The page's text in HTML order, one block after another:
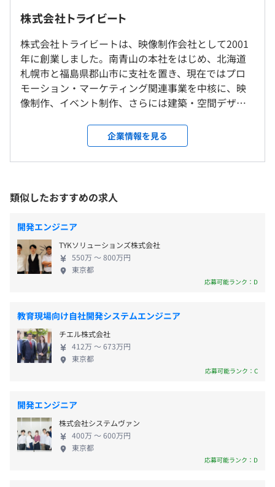
新たな技術や開発環境の改善に興味を持ち、自らの手で会
社を変えていきたいという意欲を持つ方には、当社の雰囲
気がぴったりです。このような環境でワクワクしながら仕
事をしたい方を、お待ちしています。
相談の上、ご希望のマシンを支給いたします。
Terraform、Amazon ECS、Datadog、Amazon
CloudWatch
BigQuery、Amazon Athena
＜雇入時＞
東京本社および自宅
＜変更範囲＞
会社の定める場所（テレワークをおこなう場所を含む）
受動喫煙防止措置に関する事項
屋内原則禁煙（喫煙専用室設置）
■東京メトロ銀座線・半蔵門線、都営地下鉄大江戸線「青
■東京メトロ銀座線「外苑前駅」から徒歩4分
■専門業務型裁量労働制｜1日9.5時間
※上記超過分の残業代は別途全額支給いたします。
休憩時間：60分
平均残業時間：平均20時間／月
■年末年始休暇
■有給休暇（入社後6カ月後付与）
■産前・産後休暇（取得実績あり）
■育児休暇（取得実績あり）
■結婚休暇（2日）
度）
賞与：年1回（4月）
株式会社トライビート
株式会社トライビートは、映像制作会社として2001
年に創業しました。南青山の本社をはじめ、北海道
札幌市と福島県郡山市に支社を置き、現在ではプロ
モーション・マーケティング関連事業を中核に、映
像制作、イベント制作、さらには建築・空間デザイ
で、顧客の事業成長をサポートしている点が特徴で
す。数多くの有名企業や官公庁と取引しており、多方
面から厚い信頼を寄せられています。 そして、2016
占めるまでに成長を遂げました。大手企業との直取
引を中心とした、自社内開発＆BtoCサービス案件が9
割。月間数億PVを突破する検索サイトをはじめ、大
規模案件の開発実績が豊富です。案件の8割が上流工
程からのご依頼で、最上流から一気通貫で任される
案件が大半を占めています。メーカー系SIerの下請け
ではなく、顧客のIT部門のような立ち位置のため、
ります。 わたしたちが得意としているのは、
SoE（System of Engagement）部分です。サービス
やマーケティング系システムの企画・構築・運用に
強みがあります。さらに、基幹業務系システムと連携
することで、顧客の事業成長まで手厚くサポート。
Webサービスなど、各種企業のWebサイトの構築に
関わる機会が多く、一般カスタマーに向けてよりよ
いWebサービスを追求しながら、開発に取り組んで
います。 活躍中のエンジニアは当社の「自由度」に
惹かれて入社する方が多いです。常駐開発では上司や
企業情報を見る
類似したおすすめの求人
開発エンジニア
TYKソリューションズ株式会社
550万 〜 800万円
東京都
応募可能ランク：D
教育現場向け自社開発システムエンジニア
チエル株式会社
412万 〜 673万円
東京都
応募可能ランク：C
開発エンジニア
株式会社システムヴァン
400万 〜 600万円
東京都
応募可能ランク：D